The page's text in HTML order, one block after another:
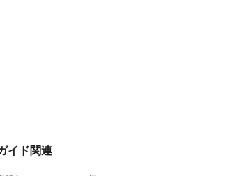
イド関連